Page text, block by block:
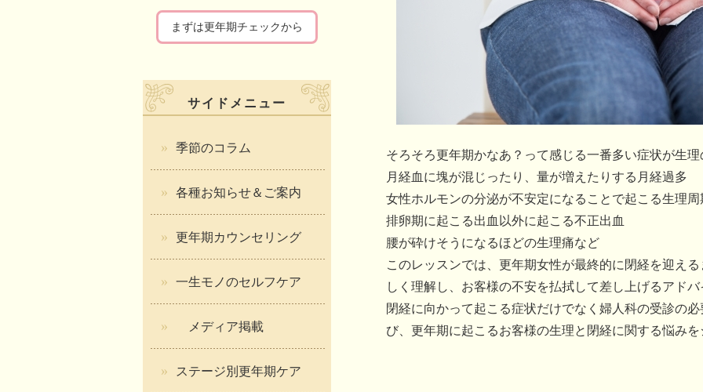
そろそろ更年期かなあ？って感じる一番多い症状が生理
月経血に塊が混じったり、量が増えたりする月経過多
女性ホルモンの分泌が不安定になることで起こる生理周
排卵期に起こる出血以外に起こる不正出血
腰が砕けそうになるほどの生理痛など
このレッスンでは、更年期女性が最終的に閉経を迎え
しく理解し、お客様の不安を払拭して差し上げるアド
閉経に向かって起こる症状だけでなく婦人科の受診の
び、更年期に起こるお客様の生理と閉経に関する悩み
まずは更年期チェックから
サイドメニュー
季節のコラム
各種お知らせ＆ご案内
更年期カウンセリング
一生モノのセルフケア
メディア掲載
ステージ別更年期ケア